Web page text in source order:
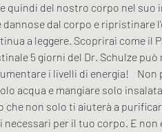
quindi del nostro corpo nel suo
dannose dal corpo e ripristinare
a leggere. Scoprirai come il
5 giorni del Dr. Schulze
i livelli di energia!
acqua e mangiare solo
che non solo ti aiuterà a
per il tuo corpo. E non